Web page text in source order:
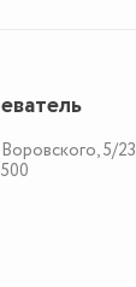
Воровского, 5/23